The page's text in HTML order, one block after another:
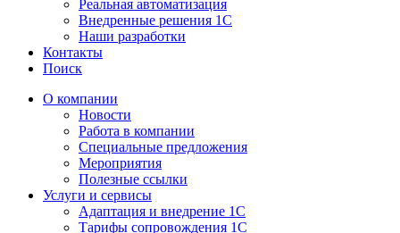
Реальная автоматизация
Внедренные решения 1С
Наши разработки
Контакты
Поиск
О компании
Новости
Работа в компании
Специальные предложения
Мероприятия
Полезные ссылки
Услуги и сервисы
Адаптация и внедрение 1С
Тарифы сопровождения 1С